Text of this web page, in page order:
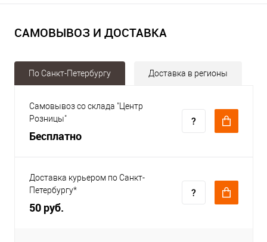
САМОВЫВОЗ И ДОСТАВКА
По Санкт-Петербургу Доставка в регионы
Самовывоз со склада "Центр
Розницы"
Бесплатно
Доставка курьером по Санкт-
Петербургу*
50 руб.